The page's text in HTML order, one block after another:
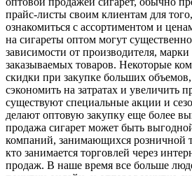
прайс-листы своим клиентам для
ознакомиться с ассортиментом и
на сигареты оптом могут существенно
зависимости от производителя, марки
заказываемых товаров. Некоторые
скидки при закупке больших объемов,
сэкономить на затратах и увеличить
существуют специальные акции и
делают оптовую закупку еще более
продажа сигарет может быть
компаний, занимающихся розничной
кто занимается торговлей через
продаж. В наше время все больше